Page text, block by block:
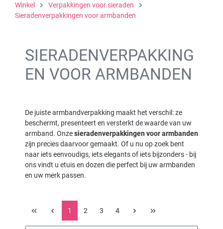
Winkel
Verpakkingen voor sieraden
Sieradenverpakkingen voor armbanden
SIERADENVERPAKKING
EN VOOR ARMBANDEN
De juiste armbandverpakking maakt het verschil: ze
beschermt, presenteert en versterkt de waarde van uw
armband. Onzesieradenverpakkingen voor armbanden
zijn precies daarvoor gemaakt. Of u nu op zoek bent
naar iets eenvoudigs, iets elegants of iets bijzonders - bij
ons vindt u etuis en dozen die perfect bij uw armbanden
en uw merk passen.
1 2 3 4